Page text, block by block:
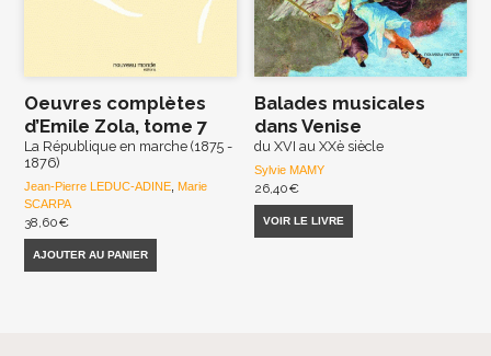
Oeuvres complètes
d’Emile Zola, tome 7
La République en marche (1875 -
1876)
Jean-Pierre LEDUC-ADINE Marie
SCARPA
38,60€
AJOUTER AU PANIER
Balades musicales
dans Venise
du XVI au XXè siècle
Sylvie MAMY
26,40€
VOIR LE LIVRE